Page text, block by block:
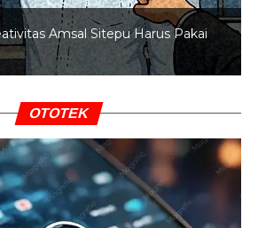
Subianto mengakui
dan tidak menghindari kritik publik.
Turun ke Jalan Tagih Janji
aksi lanjutan menunjukkan bahwa
banyak persoalan yang belum
memadai. Konsolidasi yang
Amsal Sitepu Harus Pakai
OTOTEK